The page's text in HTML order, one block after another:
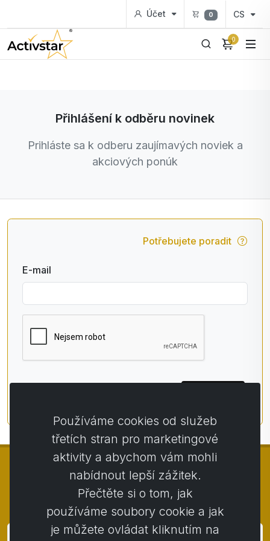
Účet 0 CS
0
Přihlášení k odběru novinek
Prihláste sa k odberu zaujímavých noviek a
akciových ponúk
Potřebujete poradit
E-mail
© Copyright 2014 - 2026 Activstar
Používáme cookies od služeb
třetích stran pro marketingové
aktivity a abychom vám mohli
nabídnout lepší zážitek.
Přečtěte si o tom, jak
používáme soubory cookie a jak
je můžete ovládat kliknutím na